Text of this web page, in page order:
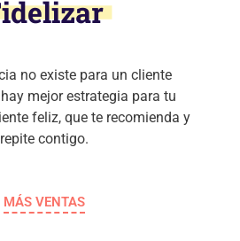
no existe para un cliente
mejor estrategia para tu
feliz, que te recomienda y
repite contigo.
MÁS VENTAS